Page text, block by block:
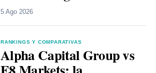
5 Ago 2026
RANKINGS Y COMPARATIVAS
Alpha Capital Group vs